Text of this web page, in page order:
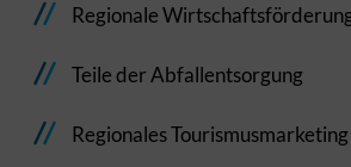
Regionale
Teile der Abfallentsorgung
Regionales Tourismusmarketing